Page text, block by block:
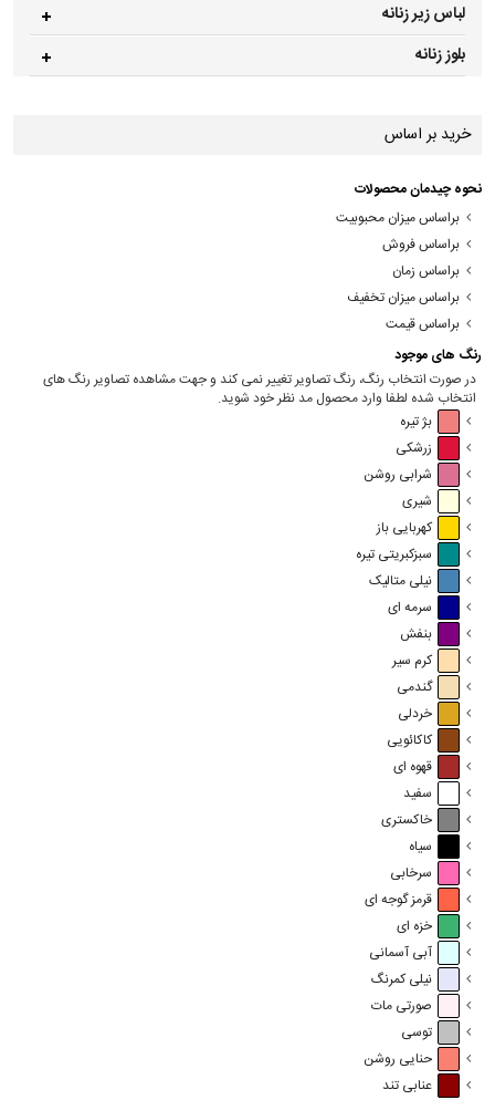
لباس زیر زنانه
بلوز زنانه
خرید بر اساس
نحوه چیدمان محصولات
براساس میزان محبوبیت
براساس فروش
براساس زمان
براساس میزان تخفیف
براساس قیمت
رنگ های موجود
در صورت انتخاب رنگ، رنگ تصاویر تغییر نمی کند و جهت مشاهده تصاویر رنگ های
انتخاب شده لطفا وارد محصول مد نظر خود شوید.
بژ تیره
زرشکی
شرابی روشن
شیری
کهربایی باز
سبزکبریتی تیره
نیلی متالیک
سرمه ای
بنفش
کرم سیر
گندمی
خردلی
کاکائویی
قهوه ای
سفید
خاکستری
سیاه
سرخابی
قرمز گوجه ای
خزه ای
آبی آسمانی
نیلی کمرنگ
صورتی مات
توسی
حنایی روشن
عنابی تند